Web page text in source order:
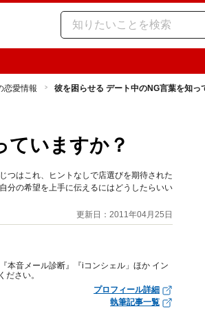
恋愛情報 彼を困らせる デート中のNG言葉を知
ていますか？
はこれ、ヒントなしで店選びを期待された
分の希望を上手に伝えるにはどうしたらいい
更新日：2011年04月25日
本音メール診断』『iコンシェル」ほか イン
さい。
プロフィール詳細
執筆記事一覧